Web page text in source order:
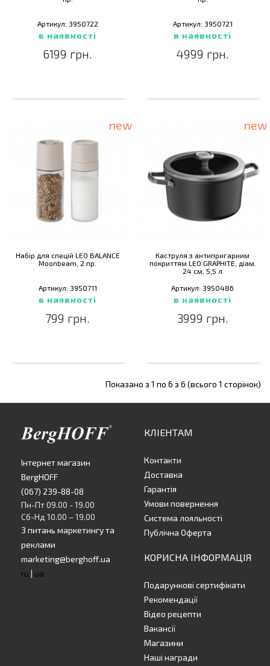
Артикул: 3950722
в наявності
6199 грн.
Артикул: 3950721
в наявності
4999 грн.
new
Набiр для спецiй LEO BALANCE
Moonbeam, 2 пр.
Артикул: 3950711
в наявності
799 грн.
new
Каструля з антипригарним
покриттям LEO GRAPHITE, дiам.
24 см, 5,5 л
Артикул: 3950486
в наявності
3999 грн.
Показано з 1 по 6 з 6 (всього 1 сторінок)
Інтернет магазин
BergHOFF
(067) 239-88-08
Пн-Пт 09.00 - 19.00
Сб-Нд 10.00 – 19.00
З питань маркетингу та
реклами
marketing@berghoff.ua
ru | ua
КЛІЕНТАМ
Контакти
Доставка
Гарантія
Умови повернення
Система лояльності
Публічна Оферта
КОРИСНА ІНФОРМАЦІЯ
Подарункові сертифікати
Рекомендації
Відео рецепти
Вакансії
Магазини
Наші награди